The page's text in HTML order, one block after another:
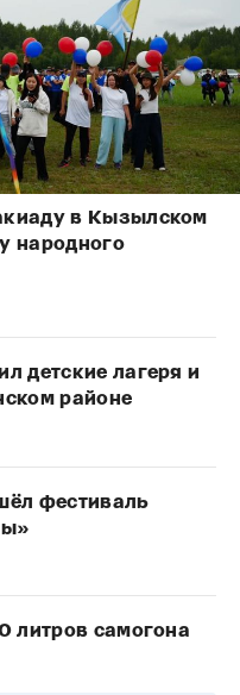
в Кызылском
народного
детские лагеря и
районе
фестиваль
литров самогона